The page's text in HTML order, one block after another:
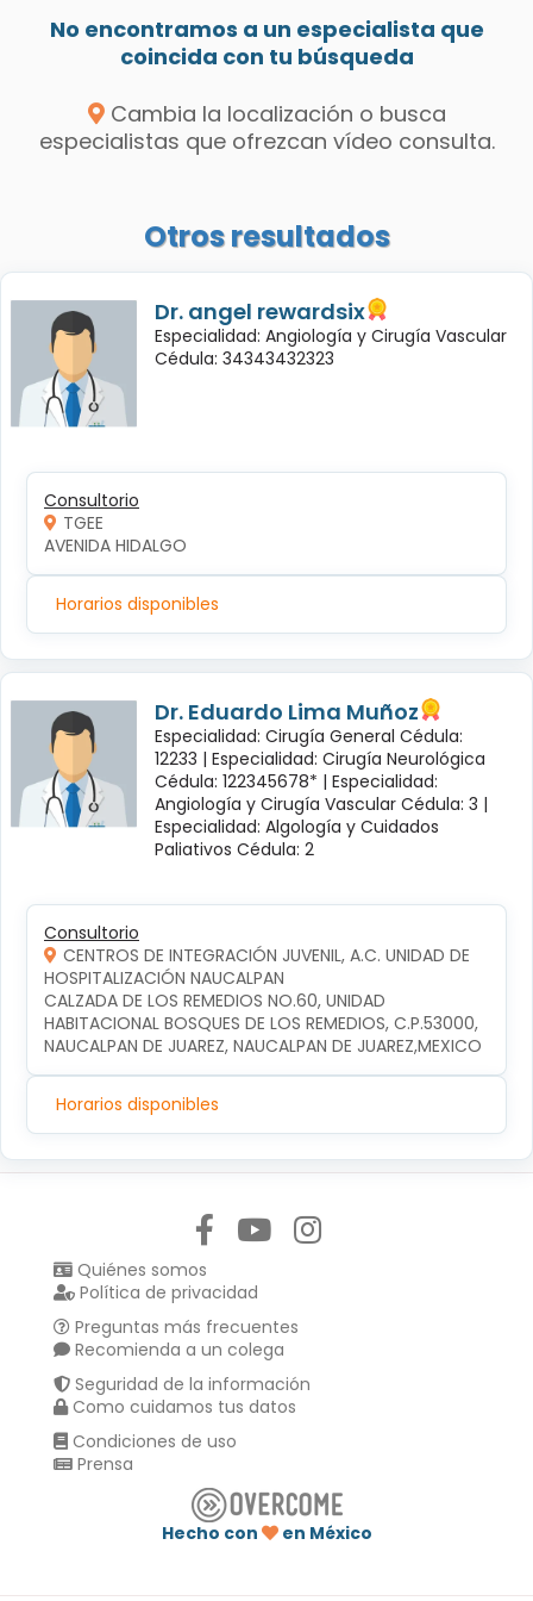
No encontramos a un especialista que
coincida con tu búsqueda
Cambia la localización o busca
especialistas que ofrezcan vídeo consulta.
Otros resultados
Dr. angel rewardsix
Especialidad: Angiología y Cirugía Vascular
Cédula: 34343432323
Consultorio
TGEE
AVENIDA HIDALGO
Horarios disponibles
Dr. Eduardo Lima Muñoz
Especialidad: Cirugía General Cédula:
12233 | Especialidad: Cirugía Neurológica
Cédula: 122345678* | Especialidad:
Angiología y Cirugía Vascular Cédula: 3 |
Especialidad: Algología y Cuidados
Paliativos Cédula: 2
Consultorio
CENTROS DE INTEGRACIÓN JUVENIL, A.C. UNIDAD DE
HOSPITALIZACIÓN NAUCALPAN
CALZADA DE LOS REMEDIOS NO.60, UNIDAD
HABITACIONAL BOSQUES DE LOS REMEDIOS, C.P.53000,
NAUCALPAN DE JUAREZ, NAUCALPAN DE JUAREZ,MEXICO
Horarios disponibles
Quiénes somos
Política de privacidad
Preguntas más frecuentes
Recomienda a un colega
Seguridad de la información
Como cuidamos tus datos
Condiciones de uso
Prensa
Hecho con
en México